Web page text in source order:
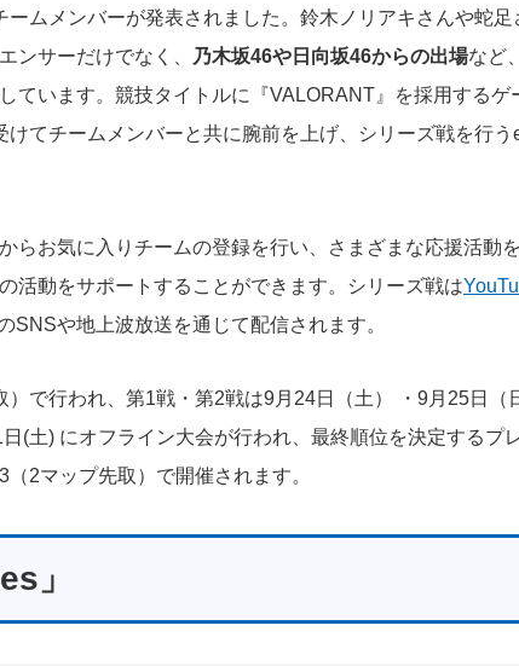
ムメンバーが発表されました。鈴木ノリアキさんや蛇足
ンサーだけでなく、
乃木坂46や日向坂46からの出場など
ています。競技タイトルに『VALORANT』を採用するゲ
てチームメンバーと共に腕前を上げ、シリーズ戦を行う
らお気に入りチームの登録を行い、さまざまな応援活動
活動をサポートすることができます。シリーズ戦は
SNSや地上波放送を通じて配信されます。
で行われ、第1戦・第2戦は9月24日（土） ・9月25日（
(土) にオフライン大会が行われ、最終順位を決定するプ
2マップ先取）で開催されます。
」